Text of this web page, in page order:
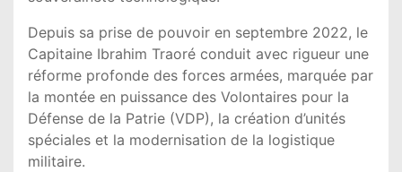
Depuis sa prise de pouvoir en septembre 2022, le
Capitaine Ibrahim Traoré conduit avec rigueur une
réforme profonde des forces armées, marquée par
la montée en puissance des Volontaires pour la
Défense de la Patrie (VDP), la création d’unités
spéciales et la modernisation de la logistique
militaire.